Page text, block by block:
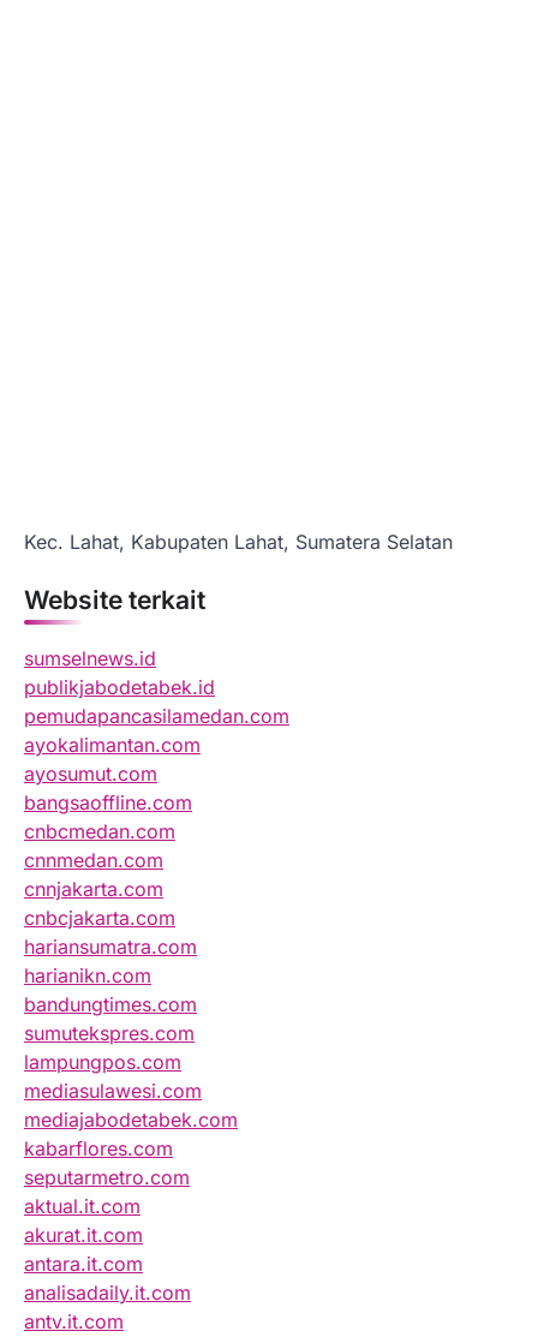
Kec. Lahat, Kabupaten Lahat, Sumatera Selatan
Website terkait
sumselnews.id
publikjabodetabek.id
pemudapancasilamedan.com
ayokalimantan.com
ayosumut.com
bangsaoffline.com
cnbcmedan.com
cnnmedan.com
cnnjakarta.com
cnbcjakarta.com
hariansumatra.com
harianikn.com
bandungtimes.com
sumutekspres.com
lampungpos.com
mediasulawesi.com
mediajabodetabek.com
kabarflores.com
seputarmetro.com
aktual.it.com
akurat.it.com
antara.it.com
analisadaily.it.com
antv.it.com